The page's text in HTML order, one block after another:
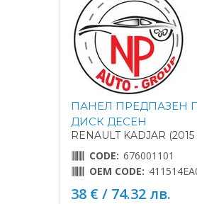
ПАНЕЛ ПРЕДПАЗЕН
ДИСК ДЕСЕН
RENAULT KADJAR (2015
CODE: 676001101
OEM CODE:
38 € / 74.32 лв.